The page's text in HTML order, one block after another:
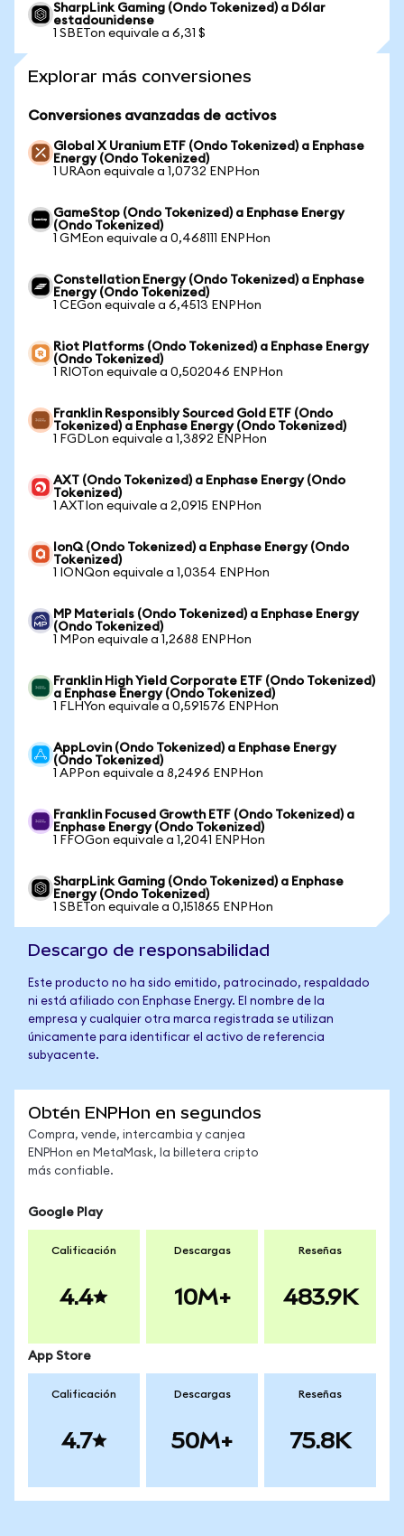
SharpLink Gaming (Ondo Tokenized) a Dólar
estadounidense
1 SBETon equivale a 6,31 $
Explorar más conversiones
Conversiones avanzadas de activos
Global X Uranium ETF (Ondo Tokenized) a Enphase
Energy (Ondo Tokenized)
1 URAon equivale a 1,0732 ENPHon
GameStop (Ondo Tokenized) a Enphase Energy
(Ondo Tokenized)
1 GMEon equivale a 0,468111 ENPHon
Constellation Energy (Ondo Tokenized) a Enphase
Energy (Ondo Tokenized)
1 CEGon equivale a 6,4513 ENPHon
Riot Platforms (Ondo Tokenized) a Enphase Energy
(Ondo Tokenized)
1 RIOTon equivale a 0,502046 ENPHon
Franklin Responsibly Sourced Gold ETF (Ondo
Tokenized) a Enphase Energy (Ondo Tokenized)
1 FGDLon equivale a 1,3892 ENPHon
AXT (Ondo Tokenized) a Enphase Energy (Ondo
Tokenized)
1 AXTIon equivale a 2,0915 ENPHon
IonQ (Ondo Tokenized) a Enphase Energy (Ondo
Tokenized)
1 IONQon equivale a 1,0354 ENPHon
MP Materials (Ondo Tokenized) a Enphase Energy
(Ondo Tokenized)
1 MPon equivale a 1,2688 ENPHon
Franklin High Yield Corporate ETF (Ondo Tokenized)
a Enphase Energy (Ondo Tokenized)
1 FLHYon equivale a 0,591576 ENPHon
AppLovin (Ondo Tokenized) a Enphase Energy
(Ondo Tokenized)
1 APPon equivale a 8,2496 ENPHon
Franklin Focused Growth ETF (Ondo Tokenized) a
Enphase Energy (Ondo Tokenized)
1 FFOGon equivale a 1,2041 ENPHon
SharpLink Gaming (Ondo Tokenized) a Enphase
Energy (Ondo Tokenized)
1 SBETon equivale a 0,151865 ENPHon
Descargo de responsabilidad
Este producto no ha sido emitido, patrocinado, respaldado
ni está afiliado con Enphase Energy. El nombre de la
empresa y cualquier otra marca registrada se utilizan
únicamente para identificar el activo de referencia
subyacente.
Obtén ENPHon en segundos
Compra, vende, intercambia y canjea
ENPHon en MetaMask, la billetera cripto
más confiable.
Google Play
Calificación
4.4
Descargas
10M+
Reseñas
483.9K
App Store
Calificación
4.7
Descargas
50M+
Reseñas
75.8K